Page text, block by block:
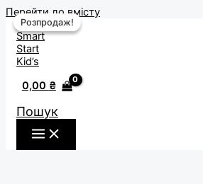
Перейти до вмісту
0,00 ₴
Пошук
Розпродаж!
Розпродаж!